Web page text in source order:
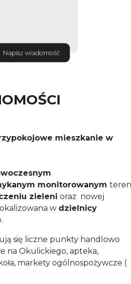
Napisz wiadomość
mieszkanie w
monitorowanym
zieleni oraz nowej
w dzielnicy
się liczne punkty handlowo
na Okulickiego, apteka,
markety ogólnospożywcze (